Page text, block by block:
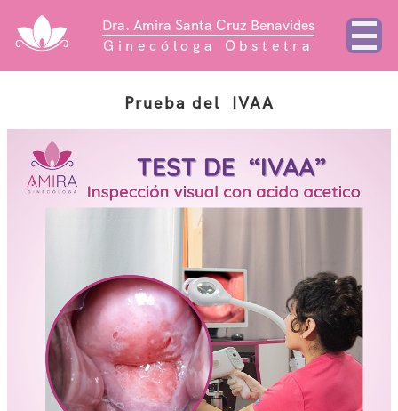
Dra. Amira Santa Cruz Benavides
Ginecóloga Obstetra
Prueba del  IVAA